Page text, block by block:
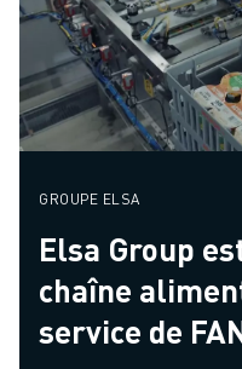
GROUPE ELSA
Elsa Group
chaîne
service de